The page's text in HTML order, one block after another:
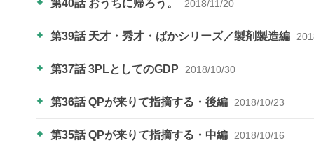
第40話 おうちに帰ろう。 2018/11/20
第39話 天才・秀才・ばかシリーズ／製剤製造編
第37話 3PLとしてのGDP 2018/10/30
第36話 QPが来りて指摘する・後編​ 2018/10/23
第35話 QPが来りて指摘する・中編 2018/10/16